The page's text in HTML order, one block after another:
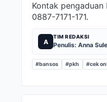
Kontak pengaduan
0887-7171-171.
A
TIM REDAKSI
Penulis: Anna
#bansos #pkh #cek